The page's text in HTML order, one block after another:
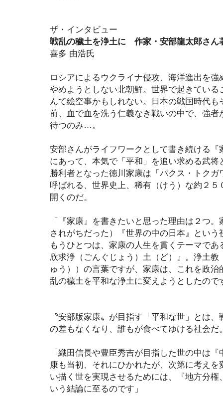
ザ・インタビュー
戦乱の穢土を浄土に 作家・安部龍太郎さん
喜多 由浩氏
ロシアによるウクライナ侵攻、海洋進出を
やめようとしない北朝鮮。世界で起きてい
んて絵空事かもしれない。日本の戦国時代
前、血で血を洗う仁義なき戦いの中で、強
待つのみ…。
安部さんがライフワークとして書き続ける
にあって、本気で「平和」を追い求める武
勝利者となった徳川家康は「パクス・トク
呼ばれる、世界史上、稀有（けう）な約２
開くのだ。
「『家康』を書きたいと思った理由は２つ
されがちだった）『世界の中の日本』とい
もうひとつは、家康の人生を貫くテーマで
欣求浄（ごんぐじょう）土（ど）』。浄土
ゅう））の言葉ですが、家康は、これを政
乱の穢土を平和な浄土に変えようとしたので
〝安部版家康〟が目指す「平和な世」とは
の差もなくなり、誰もが食べてゆける社会だ
「織田信長や豊臣秀吉が目指した世の中は
康も当初、それにひかれたが、次第に考え
い描く世を実現させるためには、『地方分
いう結論に至るのです」